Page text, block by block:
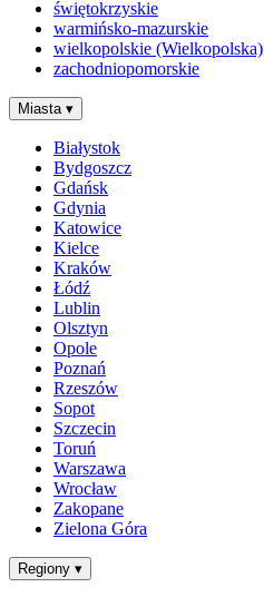
świętokrzyskie
warmińsko-mazurskie
wielkopolskie (Wielkopolska)
zachodniopomorskie
Miasta ▾
Białystok
Bydgoszcz
Gdańsk
Gdynia
Katowice
Kielce
Kraków
Łódź
Lublin
Olsztyn
Opole
Poznań
Rzeszów
Sopot
Szczecin
Toruń
Warszawa
Wrocław
Zakopane
Zielona Góra
Regiony ▾